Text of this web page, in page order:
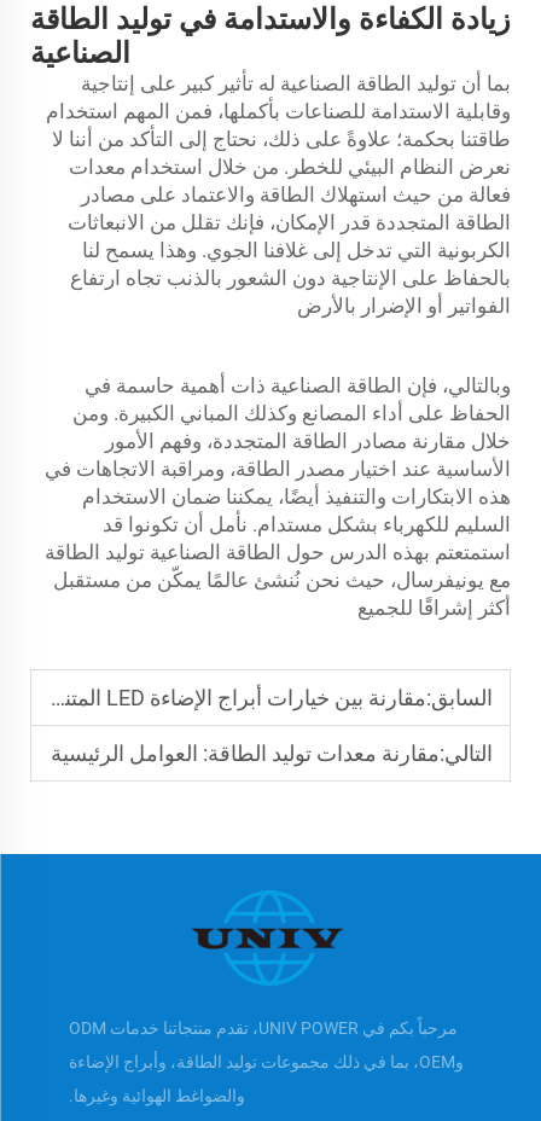
زيادة الكفاءة والاستدامة في توليد الطاقة
الصناعية
بما أن توليد الطاقة الصناعية له تأثير كبير على إنتاجية
وقابلية الاستدامة للصناعات بأكملها، فمن المهم استخدام
طاقتنا بحكمة؛ علاوةً على ذلك، نحتاج إلى التأكد من أننا لا
نعرض النظام البيئي للخطر. من خلال استخدام معدات
فعالة من حيث استهلاك الطاقة والاعتماد على مصادر
الطاقة المتجددة قدر الإمكان، فإنك تقلل من الانبعاثات
الكربونية التي تدخل إلى غلافنا الجوي. وهذا يسمح لنا
بالحفاظ على الإنتاجية دون الشعور بالذنب تجاه ارتفاع
الفواتير أو الإضرار بالأرض
وبالتالي، فإن الطاقة الصناعية ذات أهمية حاسمة في
الحفاظ على أداء المصانع وكذلك المباني الكبيرة. ومن
خلال مقارنة مصادر الطاقة المتجددة، وفهم الأمور
الأساسية عند اختيار مصدر الطاقة، ومراقبة الاتجاهات في
هذه الابتكارات والتنفيذ أيضًا، يمكننا ضمان الاستخدام
السليم للكهرباء بشكل مستدام. نأمل أن تكونوا قد
استمتعتم بهذه الدرس حول الطاقة الصناعية توليد الطاقة
مع يونيفرسال، حيث نحن نُنشئ عالمًا يمكّن من مستقبل
أكثر إشراقًا للجميع
السابق:مقارنة بين خيارات أبراج الإضاءة LED المتنقلة
التالي:مقارنة معدات توليد الطاقة: العوامل الرئيسية
مرحباً بكم في UNIV POWER، تقدم منتجاتنا خدمات ODM
وOEM، بما في ذلك مجموعات توليد الطاقة، وأبراج الإضاءة
والضواغط الهوائية وغيرها.